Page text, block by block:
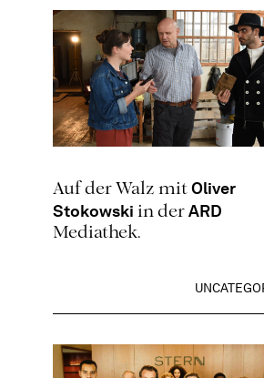
Auf der Walz mit Oliver
Stokowski in der ARD
Mediathek.